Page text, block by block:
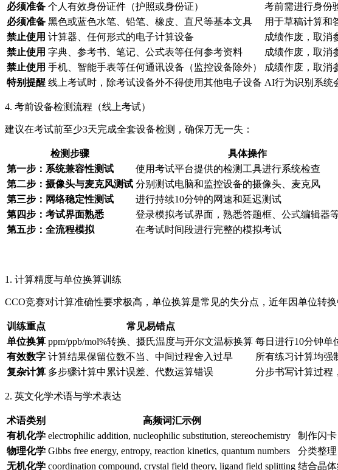
必须准备 个人有效身份证件（护照或身份证）
考前需进行身份
必须准备 黑色或蓝色水笔、铅笔、橡皮、直尺等基本文具
用于草稿计算和
禁止使用 计算器、任何形式的电子计算设备
成绩作废，取消
禁止使用 字典、参考书、笔记、公式表等任何参考资料
成绩作废，取消
禁止使用 手机、智能手表等任何通讯设备（监控设备除外）
成绩作废，取消
特别提醒 线上考试时，除考试设备外不得使用其他电子设备 AI行为识别系统
4. 考前设备检测流程（线上考试）
建议在考试前至少3天完成全套设备检测，确保万无一失：
检测步骤 具体操作
第一步：系统兼容性测试
使用考试平台提供的检测工具进行系统检查
第二步：摄像头与麦克风测试 分别测试电脑和监控设备的摄像头、麦克风
第三步：网络稳定性测试
进行持续10分钟的网速和延迟测试
第四步：考试界面熟悉
登录模拟考试界面，熟悉答题框、公式编辑器
第五步：全流程模拟
在考试时间段进行完整的模拟考试
1. 计算精度与单位换算训练
CCO竞赛对计算准确性要求极高，单位换算是常见的失分点，近年因单位转换
训练重点 常见易错点
单位换算 ppm/ppb/mol%转换、摄氏温度与开尔文温标换算 每日进行10分钟单
有效数字 计算结果保留位数不当、中间过程舍入过早 所有练习计算均强
复杂计算 多步骤计算中累计误差、代数运算错误 分步书写计算过程
2. 英文化学术语与学术表达
术语类别 高频词汇示例
有机化学 electrophilic addition, nucleophilic substitution, stereochemistry 制作闪
物理化学 Gibbs free energy, entropy, reaction kinetics, quantum numbers 分类整
无机化学 coordination compound, crystal field theory, ligand field splitting 结合晶